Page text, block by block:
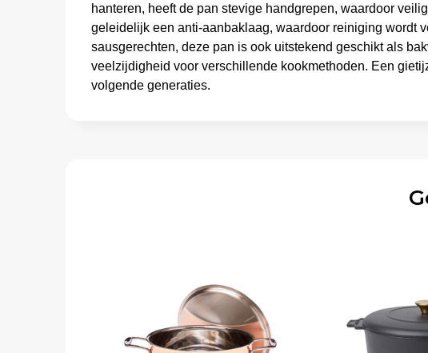
hanteren, heeft de pan stevige handgrepen, waardoor
geleidelijk een anti-aanbaklaag, waardoor reiniging wordt
sausgerechten, deze pan is ook uitstekend geschikt als
veelzijdigheid voor verschillende kookmethoden. Een
volgende generaties.